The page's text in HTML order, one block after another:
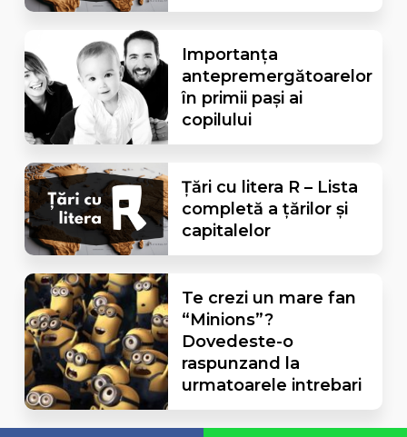
Importanța
antepremergătoarelor
în primii pași ai
copilului
Țări cu litera R – Lista
completă a țărilor și
capitalelor
Te crezi un mare fan
“Minions”?
Dovedeste-o
raspunzand la
urmatoarele intrebari